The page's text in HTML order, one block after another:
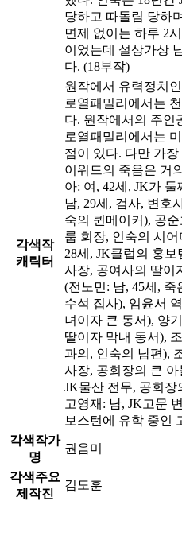
당하고 따돌림 당하
면제 없이는 하루 2
이었는데 설상가상
다. (18부작)
각색작
캐릭터
원작에서 유력정치
로열패밀리에서는
다. 원작에서의 주인
로열패밀리에서는
점이 있다. 다만 가
이워드의 죽음은 거
아: 여, 42세, JK가
남, 29세, 검사, 변호
숙의 퀸메이커), 공
룹 회장, 인숙의 시
28세, JK클럽의 홍
사장, 공여사의 딸이
(전노민: 남, 45세, 죽
수석 집사), 임윤서
녀이자 큰 동서), 양
딸이자 막내 동서),
과의, 인숙의 남편),
사장, 공회장의 큰
JK물산 전무, 공회장
고영재: 남, JK고문
보스턴에 유학 중인
각색작가
명
권음미
각색주요
제작진
김도훈